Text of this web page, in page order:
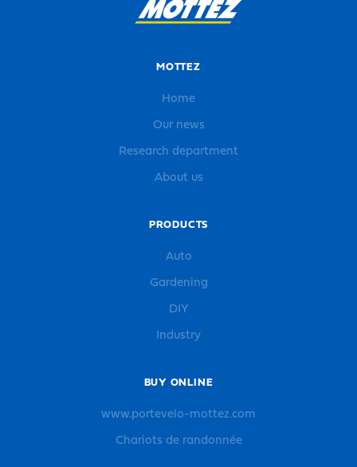
MOTTEZ
Home
Our news
Research department
About us
PRODUCTS
Auto
Gardening
DIY
Industry
BUY ONLINE
www.portevelo-mottez.com
Chariots de randonnée